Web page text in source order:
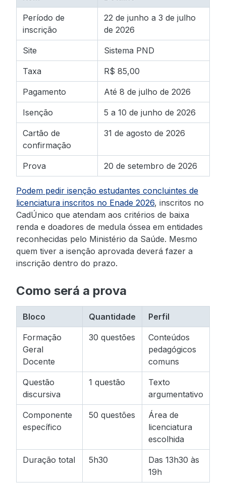
Período de
inscrição
22 de junho a 3 de julho
de 2026
Site Sistema PND
Taxa R$ 85,00
Pagamento Até 8 de julho de 2026
Isenção 5 a 10 de junho de 2026
Cartão de
confirmação
31 de agosto de 2026
Prova 20 de setembro de 2026
Podem pedir isenção estudantes concluintes de
licenciatura inscritos no Enade 2026, inscritos no
CadÚnico que atendam aos critérios de baixa
renda e doadores de medula óssea em entidades
reconhecidas pelo Ministério da Saúde. Mesmo
quem tiver a isenção aprovada deverá fazer a
inscrição dentro do prazo.
Como será a prova
Bloco Quantidade Perfil
Formação
Geral
Docente
30 questões
Conteúdos
pedagógicos
comuns
Questão
discursiva
1 questão
Texto
argumentativo
Componente
específico
50 questões
Área de
licenciatura
escolhida
Duração total 5h30
Das 13h30 às
19h